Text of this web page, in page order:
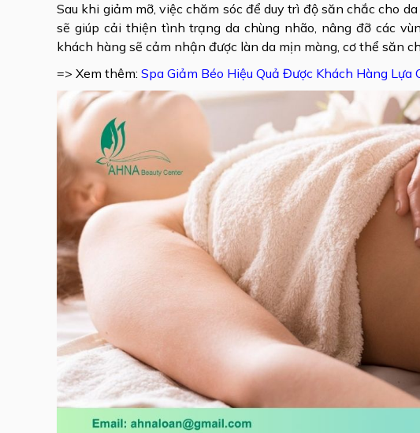
Sau khi giảm mỡ, việc chăm sóc để duy trì độ săn chắc cho
sẽ giúp cải thiện tình trạng da chùng nhão, nâng đỡ các
khách hàng sẽ cảm nhận được làn da mịn màng, cơ thể săn
=> Xem thêm: Spa Giảm Béo Hiệu Quả Được Khách Hàng